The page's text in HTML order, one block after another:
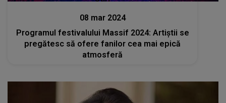
08 mar 2024
Programul festivalului Massif 2024: Artiștii se
pregătesc să ofere fanilor cea mai epică
atmosferă